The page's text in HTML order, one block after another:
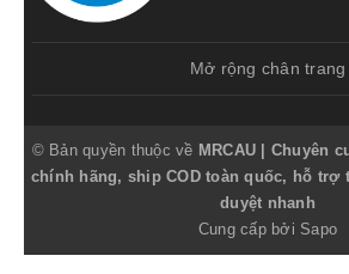
3174mAh 790.000đ
iPhone
11
3110mAh 790.000đ
3046mAh 890.000đ
Mở rộng chân trang
© Bản quyền thuộc về MRCAU | Chuyên
chính hãng, ship COD toàn quốc, hỗ trợ
duyệt nhanh
Cung cấp bởi Sapo